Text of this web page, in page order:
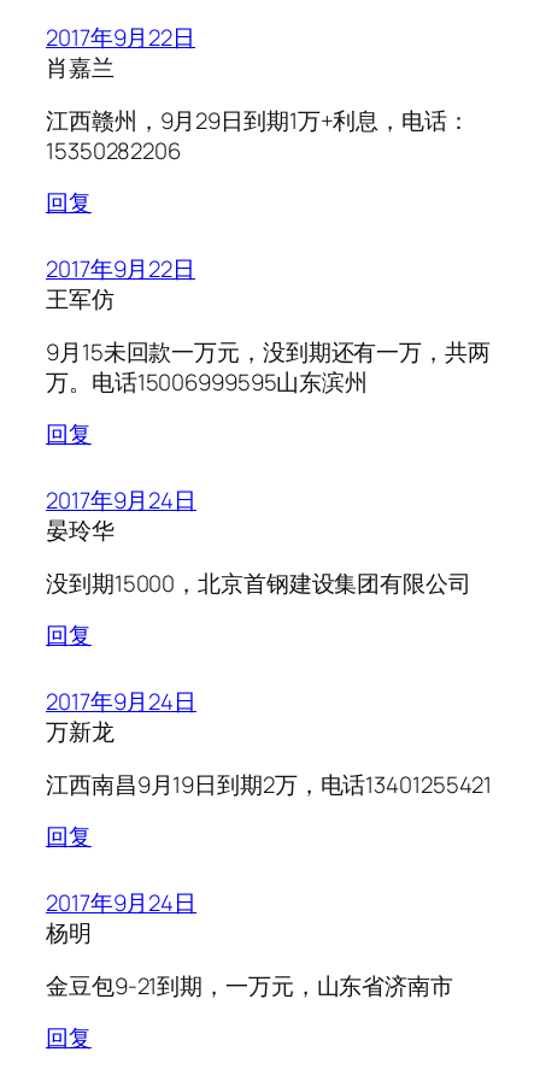
2017年9月22日
肖嘉兰
江西赣州，9月29日到期1万+利息，电话：
15350282206
回复
2017年9月22日
王军仿
9月15未回款一万元，没到期还有一万，共两
万。电话15006999595山东滨州
回复
2017年9月24日
晏玲华
没到期15000，北京首钢建设集团有限公司
回复
2017年9月24日
万新龙
江西南昌9月19日到期2万，电话13401255421
回复
2017年9月24日
杨明
金豆包9-21到期，一万元，山东省济南市
回复